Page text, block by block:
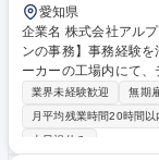
愛知県
企業名 株式会社アルプスビジネスサ
ンの事務】事務経験を活かす
ーカーの工場内にて
します。デスクワー
験の方でも安心して始められる
・データ入力（決まっ
業界未経験歓迎 無期
月平均残業時間20時間以
土日祝休み